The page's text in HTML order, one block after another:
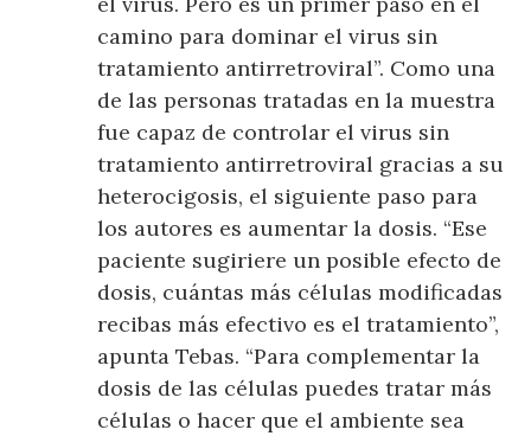
camino para dominar el virus sin
tratamiento antirretroviral”. Como una
de las personas tratadas en la muestra
fue capaz de controlar el virus sin
tratamiento antirretroviral gracias a su
heterocigosis, el siguiente paso para
los autores es aumentar la dosis. “Ese
paciente sugiriere un posible efecto de
dosis, cuántas más células modificadas
recibas más efectivo es el tratamiento”,
apunta Tebas. “Para complementar la
dosis de las células puedes tratar más
células o hacer que el ambiente sea